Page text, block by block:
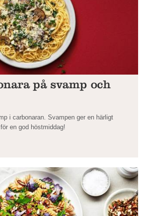
på svamp och
i carbonaran. Svampen ger en härligt
en god höstmiddag!